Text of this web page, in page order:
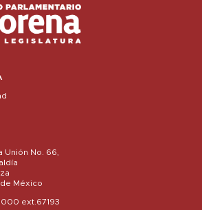
Unión No. 66,
de México
ext.67193